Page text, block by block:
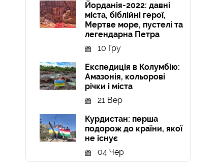
Йорданія-2022: давні
міста, біблійні герої,
Мертве море, пустелі та
легендарна Петра
10 Гру
Експедиція в Колумбію:
Амазонія, кольорові
річки і міста
21 Вер
Курдистан: перша
подорож до країни, якої
не існує
04 Чер